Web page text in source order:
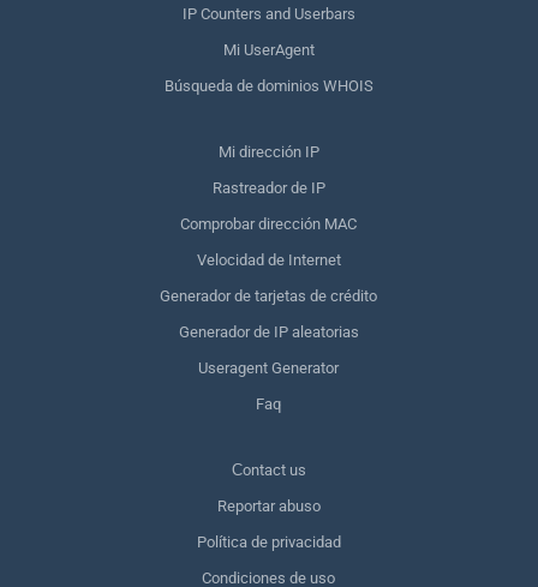
IP Counters and Userbars
Mi UserAgent
Búsqueda de dominios WHOIS
Mi dirección IP
Rastreador de IP
Comprobar dirección MAC
Velocidad de Internet
Generador de tarjetas de crédito
Generador de IP aleatorias
Useragent Generator
Faq
Сontact us
Reportar abuso
Política de privacidad
Condiciones de uso